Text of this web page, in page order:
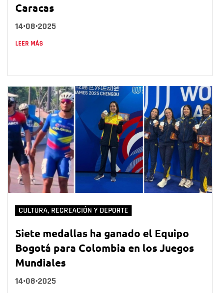
Caracas
14•08•2025
LEER MÁS
CULTURA, RECREACIÓN Y DEPORTE
Siete medallas ha ganado el Equipo
Bogotá para Colombia en los Juegos
Mundiales
14•08•2025